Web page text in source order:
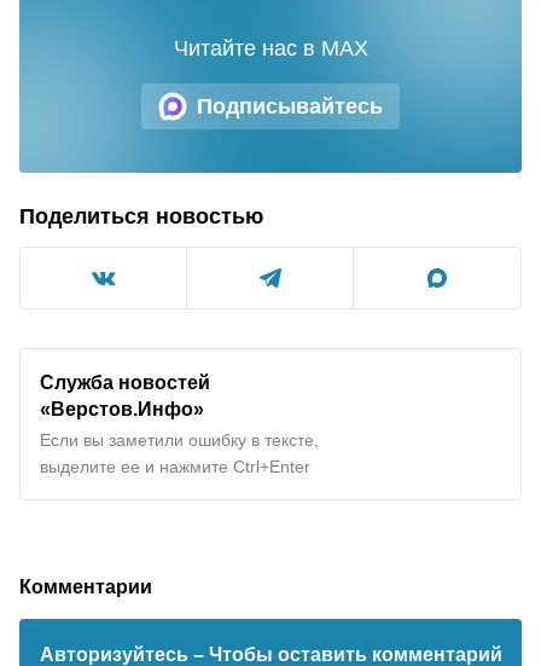
Подписывайтесь
Читайте нас в MAX
Поделиться новостью
Служба новостей
«Верстов.Инфо»
Если вы заметили ошибку в тексте,
выделите ее и нажмите Ctrl+Enter
Комментарии
Авторизуйтесь – Чтобы оставить комментарий